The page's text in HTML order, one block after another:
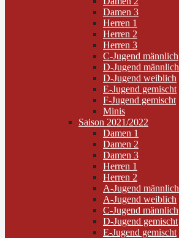
Damen 3
Herren 1
Herren 2
Herren 3
C-Jugend männlich
D-Jugend männlich
D-Jugend weiblich
E-Jugend gemischt
F-Jugend gemischt
Minis
Saison 2021/2022
Damen 1
Damen 2
Damen 3
Herren 1
Herren 2
A-Jugend männlich
A-Jugend weiblich
C-Jugend männlich
D-Jugend gemischt
E-Jugend gemischt